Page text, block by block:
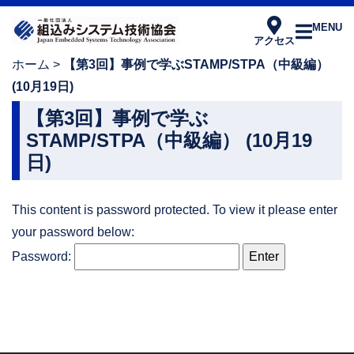
アクセス
MENU
ホーム >
【第3回】事例で学ぶSTAMP/STPA（中級編）
(10月19日)
【第3回】事例で学ぶ
STAMP/STPA（中級編） (10月19
日)
This content is password protected. To view it please enter
your password below:
Password: